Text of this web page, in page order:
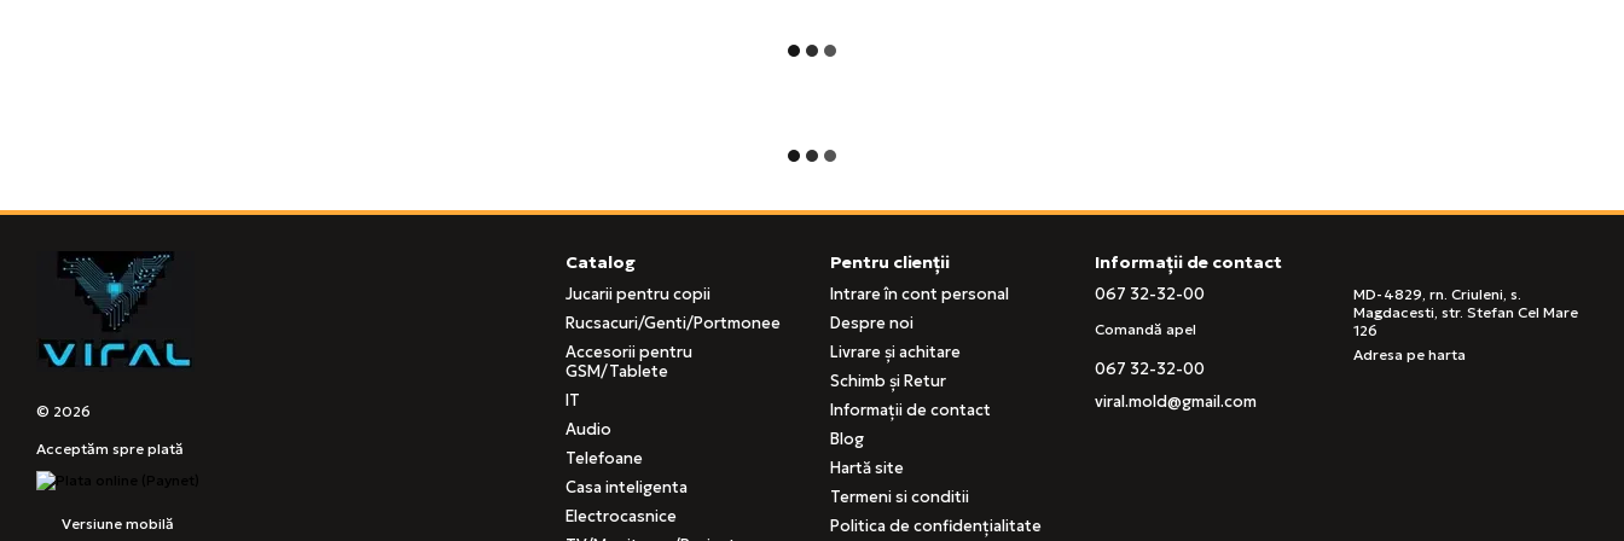
© 2026
Acceptăm spre plată
Versiune mobilă
Catalog
Jucarii pentru copii
Rucsacuri/Genti/Portmonee
Accesorii pentru
GSM/Tablete
IT
Audio
Telefoane
Casa inteligenta
Electrocasnice
Pentru clienții
Intrare în cont personal
Despre noi
Livrare și achitare
Schimb și Retur
Informații de contact
Blog
Hartă site
Termeni si conditii
Politica de confidențialitate
Informații de contact
067 32-32-00
Comandă apel
067 32-32-00
viral.mold@gmail.com
MD-4829, rn. Criuleni, s.
Magdacesti, str. Stefan Cel Mare
126
Adresa pe harta